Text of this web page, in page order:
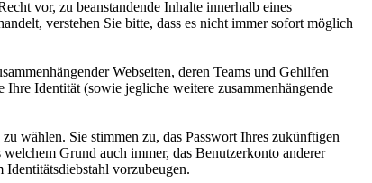
vor, zu beanstandende Inhalte innerhalb eines
verstehen Sie bitte, dass es nicht immer sofort möglich
Webseiten, deren Teams und Gehilfen
Identität (sowie jegliche weitere zusammenhängende
wählen. Sie stimmen zu, das Passwort Ihres zukünftigen
Grund auch immer, das Benutzerkonto anderer
vorzubeugen.